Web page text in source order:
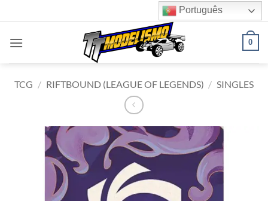
to
content
Português
0
TCG / RIFTBOUND (LEAGUE OF LEGENDS) / SINGLES